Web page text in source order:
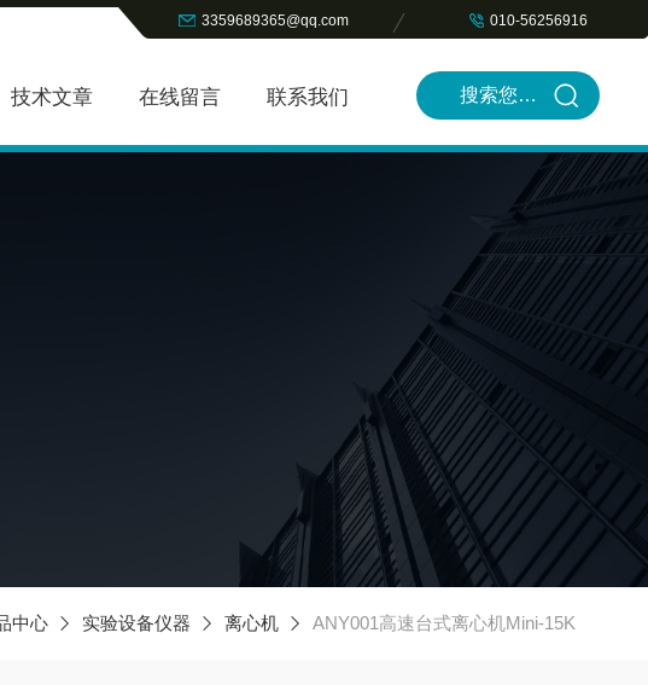
3359689365@qq.com 010-56256916
技术文章 在线留言 联系我们
中心 实验设备仪器 离心机 ANY001高速台式离心机Mini-15K